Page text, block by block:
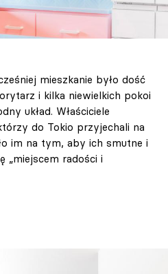
mieszkanie było dość
i kilka niewielkich pokoi
układ. Właściciele
do Tokio przyjechali na
im na tym, aby ich smutne i
„miejscem radości i